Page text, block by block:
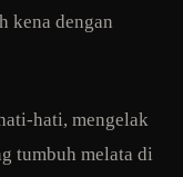
kena dengan
hati, mengelak
tumbuh melata di